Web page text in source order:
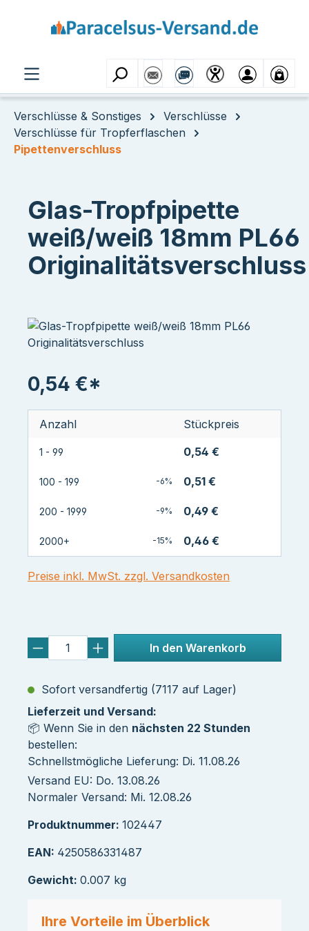
Verschlüsse & Sonstiges
Verschlüsse
Verschlüsse für Tropferflaschen
Pipettenverschluss
Glas-Tropfpipette
weiß/weiß 18mm PL66
Originalitätsverschluss
0,54 €*
Anzahl Stückpreis
1 - 99 0,54 €
100 - 199 -6% 0,51 €
200 - 1999 -9% 0,49 €
2000+ -15% 0,46 €
Preise inkl. MwSt. zzgl. Versandkosten
In den Warenkorb
Sofort versandfertig (7117 auf Lager)
Lieferzeit und Versand:
📦 Wenn Sie in den nächsten 22 Stunden
bestellen:
Schnellstmögliche Lieferung: Di. 11.08.26
Versand EU: Do. 13.08.26
Normaler Versand: Mi. 12.08.26
Produktnummer: 102447
EAN: 4250586331487
Gewicht: 0.007 kg
Ihre Vorteile im Überblick